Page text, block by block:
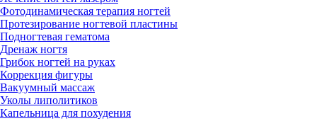
Фотодинамическая терапия ногтей
Протезирование ногтевой пластины
Подногтевая гематома
Дренаж ногтя
Грибок ногтей на руках
Коррекция фигуры
Вакуумный массаж
Уколы липолитиков
Капельница для похудения